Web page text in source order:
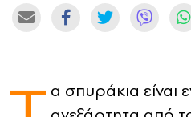
DIA Y NOCHE
α σπυράκια είναι